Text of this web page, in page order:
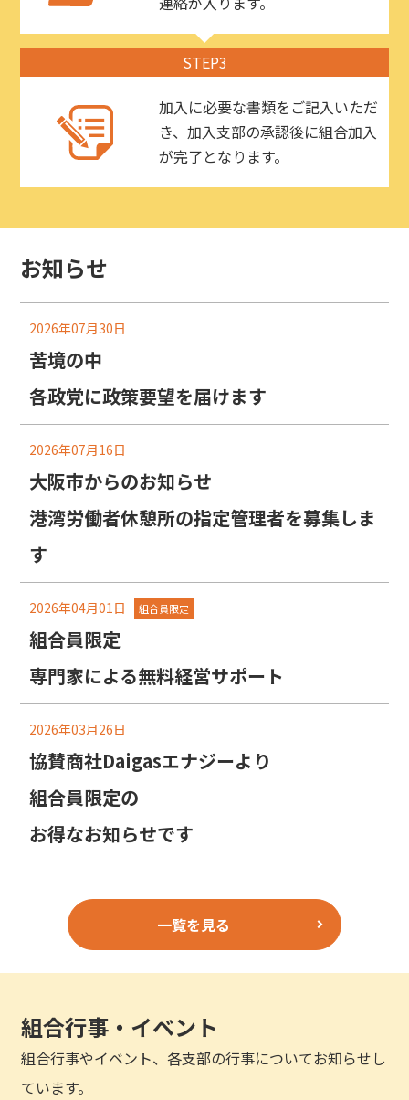
STEP3
加入に必要な書類をご記入いただ
き、加入支部の承認後に組合加入
が完了となります。
お知らせ
2026年07月30日
苦境の中
各政党に政策要望を届けます
2026年07月16日
大阪市からのお知らせ
港湾労働者休憩所の指定管理者を募集しま
す
2026年04月01日 組合員限定
組合員限定
専門家による無料経営サポート
2026年03月26日
協賛商社Daigasエナジーより
組合員限定の
お得なお知らせです
一覧を見る
組合行事・イベント
組合行事やイベント、各支部の行事についてお知らせし
ています。